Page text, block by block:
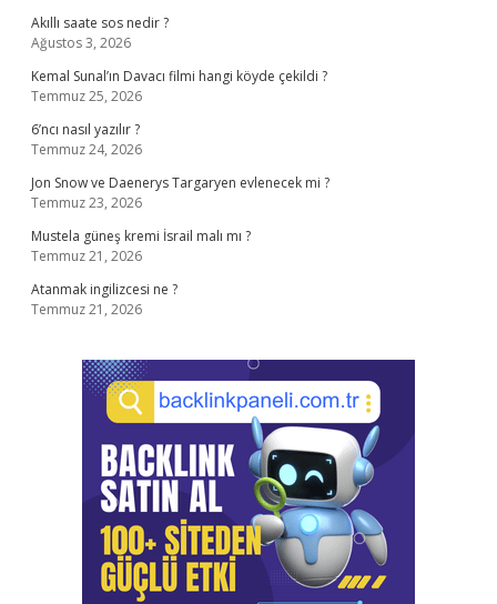
Akıllı saate sos nedir ?
Ağustos 3, 2026
Kemal Sunal’ın Davacı filmi hangi köyde çekildi ?
Temmuz 25, 2026
6’ncı nasıl yazılır ?
Temmuz 24, 2026
Jon Snow ve Daenerys Targaryen evlenecek mi ?
Temmuz 23, 2026
Mustela güneş kremi İsrail malı mı ?
Temmuz 21, 2026
Atanmak ingilizcesi ne ?
Temmuz 21, 2026